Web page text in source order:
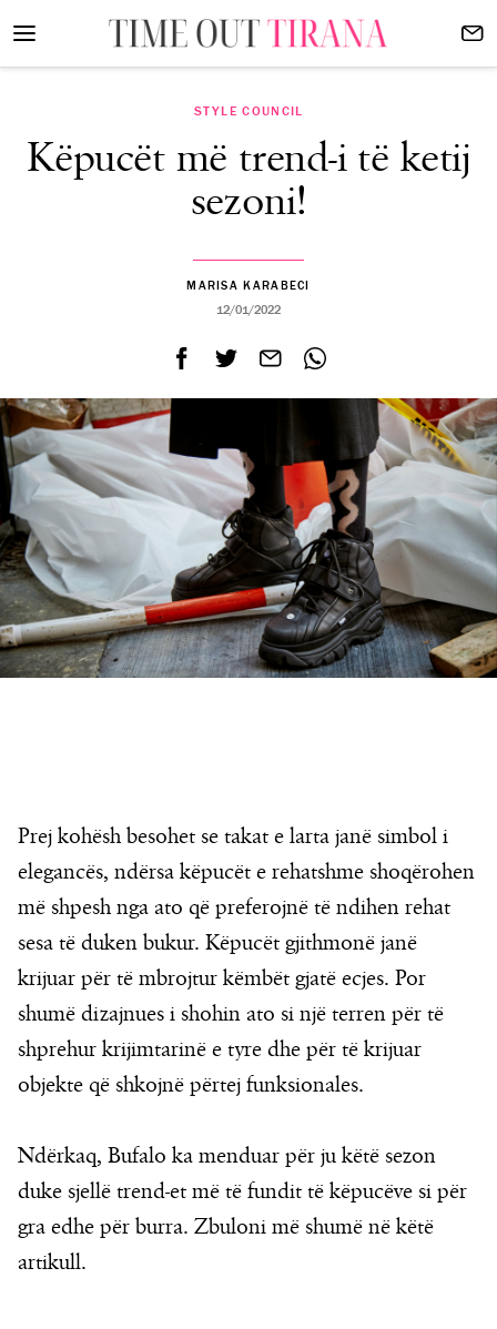
STYLE COUNCIL
Këpucët më trend-i të ketij
sezoni!
MARISA KARABECI
12/01/2022
Prej kohësh besohet se takat e larta janë simbol i
elegancës, ndërsa këpucët e rehatshme shoqërohen
më shpesh nga ato që preferojnë të ndihen rehat
sesa të duken bukur. Këpucët gjithmonë janë
krijuar për të mbrojtur këmbët gjatë ecjes. Por
shumë dizajnues i shohin ato si një terren për të
shprehur krijimtarinë e tyre dhe për të krijuar
objekte që shkojnë përtej funksionales.
Ndërkaq, Bufalo ka menduar për ju këtë sezon
duke sjellë trend-et më të fundit të këpucëve si për
gra edhe për burra. Zbuloni më shumë në këtë
artikull.